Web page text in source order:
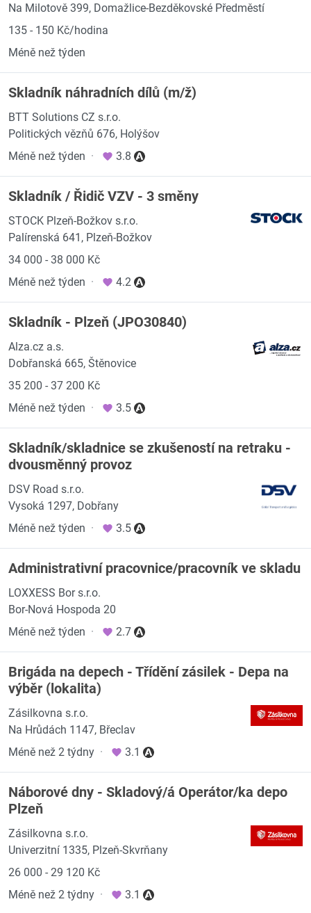
Na Milotově 399, Domažlice-Bezděkovské Předměstí
135 - 150 Kč/hodina
Méně než týden
Skladník náhradních dílů (m/ž)
BTT Solutions CZ s.r.o.
Politických vězňů 676, Holýšov
Méně než týden · 3.8
Skladník / Řidič VZV - 3 směny
STOCK Plzeň-Božkov s.r.o.
Palírenská 641, Plzeň-Božkov
34 000 - 38 000 Kč
Méně než týden · 4.2
Skladník - Plzeň (JPO30840)
Alza.cz a.s.
Dobřanská 665, Štěnovice
35 200 - 37 200 Kč
Méně než týden · 3.5
Skladník/skladnice se zkušeností na retraku -
dvousměnný provoz
DSV Road s.r.o.
Vysoká 1297, Dobřany
Méně než týden · 3.5
Administrativní pracovnice/pracovník ve skladu
LOXXESS Bor s.r.o.
Bor-Nová Hospoda 20
Méně než týden · 2.7
Brigáda na depech - Třídění zásilek - Depa na
výběr (lokalita)
Zásilkovna s.r.o.
Na Hrůdách 1147, Břeclav
Méně než 2 týdny · 3.1
Náborové dny - Skladový/á Operátor/ka depo
Plzeň
Zásilkovna s.r.o.
Univerzitní 1335, Plzeň-Skvrňany
26 000 - 29 120 Kč
Méně než 2 týdny · 3.1